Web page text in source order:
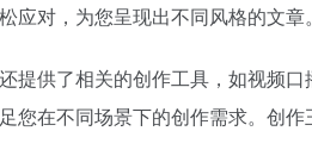
应对，为您呈现出不同风格的文章。
提供了相关的创作工具，如视频
您在不同场景下的创作需求。创作